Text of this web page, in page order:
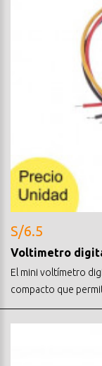
S/6.5
Voltimetro
El mini voltímetro
compacto que